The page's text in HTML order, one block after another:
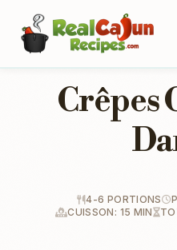
Crêpes
4-6 PORTIONS
CUISSON: 15 MIN